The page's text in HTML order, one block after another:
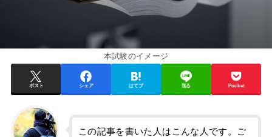
本試験のイメージ
ポスト シェア はてブ 送る Pocket
この記事を書いた人はこんな人です。ご